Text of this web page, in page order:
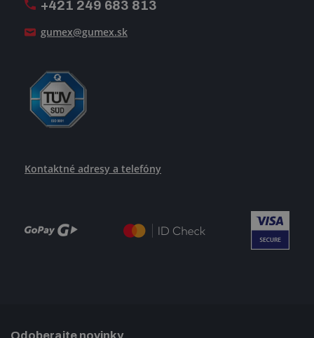
+421 249 683 813
gumex@gumex.sk
Kontaktné adresy a telefóny
Odoberajte novinky